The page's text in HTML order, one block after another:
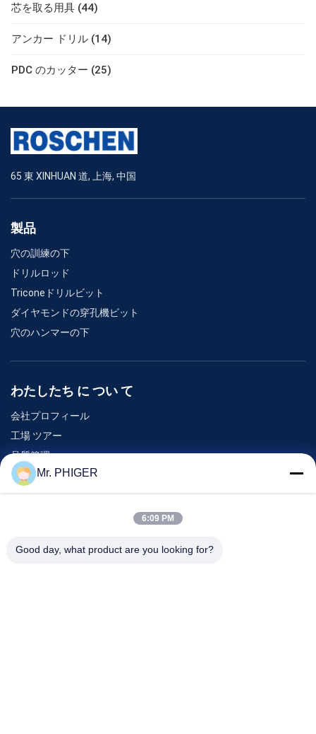
芯を取る用具 (44)
アンカー ドリル (14)
PDC のカッター (25)
65 東 XINHUAN 道, 上海, 中国
製品
穴の訓練の下
ドリルロッド
Triconeドリルビット
ダイヤモンドの穿孔機ビット
穴のハンマーの下
わたしたち に つい て
会社プロフィール
工場 ツアー
品質管理
地図
連絡 ください
イベント
Mr. PHIGER
6:09 PM
Good day, what product are you looking for?